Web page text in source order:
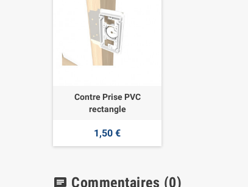
Contre Prise PVC
rectangle
1,50 €
chat Commentaires (0)